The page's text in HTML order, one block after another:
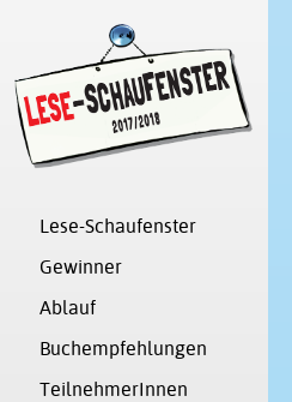
Lese-Schaufenster
Gewinner
Ablauf
Buchempfehlungen
TeilnehmerInnen